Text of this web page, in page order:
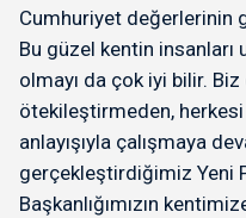
Cumhuriyet değerlerinin
Bu güzel kentin
olmayı da çok iyi bilir. Biz
ötekileştirmeden,
anlayışıyla çalışmaya
gerçekleştirdiğimiz Yeni
Başkanlığımızın